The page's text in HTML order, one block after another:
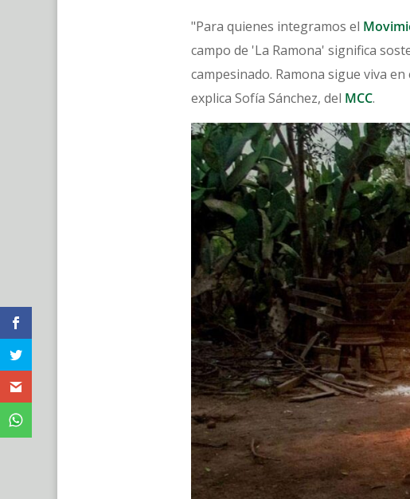
"Para quienes integramos el
campo de 'La Ramona' significa
campesinado. Ramona sigue viva
explica Sofía Sánchez, del MCC.